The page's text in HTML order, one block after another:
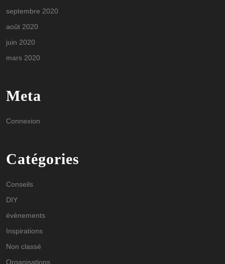
septembre 2020
août 2020
juin 2020
mars 2020
Meta
Connexion
Catégories
Conseils
DIY
évènements
Inspirations
Non classé
Organisations